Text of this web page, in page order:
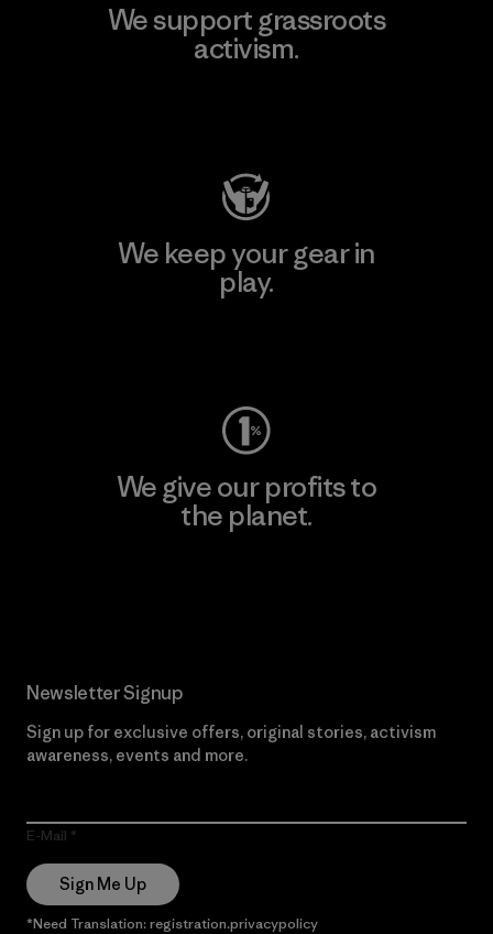
We support grassroots
activism.
We keep your gear in
play.
We give our profits to
the planet.
Newsletter Signup
Sign up for exclusive offers, original stories, activism
awareness, events and more.
E-Mail
Sign Me Up
*Need Translation: registration.privacypolicy